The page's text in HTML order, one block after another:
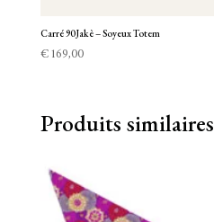
Carré 90 Jakè – Soyeux Totem
€169,00
Produits similaires